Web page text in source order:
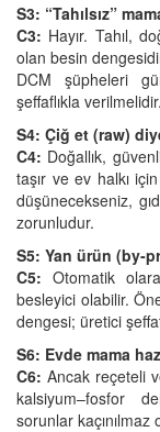
S3: “Tahılsız”
C3: Hayır. Tahıl,
olan besin
DCM şüpheleri
şeffaflıkla verilmelidir.
S4: Çiğ et (raw)
C4: Doğallık,
taşır ve ev halkı
düşünecekseniz,
zorunludur.
S5: Yan ürün
C5: Otomatik
besleyici olabilir.
dengesi; üretici
S6: Evde mama
C6: Ancak reçeteli
kalsiyum–fosfor
sorunlar kaçınılmaz